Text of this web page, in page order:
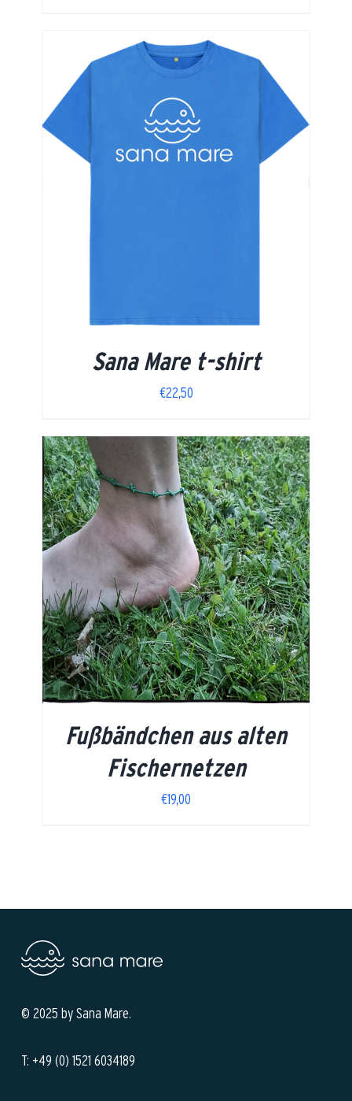
Sana Mare t-shirt
€22,50
Fußbändchen aus alten
Fischernetzen
€19,00
© 2025 by Sana Mare.
T: +49 (0) 1521 6034189